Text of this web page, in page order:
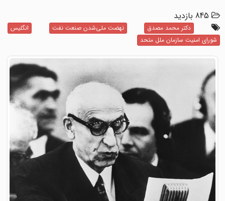
845 بازدید
دکتر محمد مصدق نهضت ملی‌شدن صنعت نفت
انگلیس
شورای امنیت سازمان ملل متحد